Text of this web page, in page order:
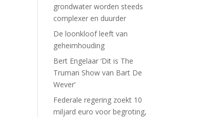
grondwater worden steeds
complexer en duurder
De loonkloof leeft van
geheimhouding
Bert Engelaar ‘Dit is The
Truman Show van Bart De
Wever’
Federale regering zoekt 10
miljard euro voor begroting,